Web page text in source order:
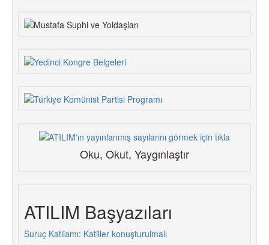
Oku, Okut, Yaygınlaştır
ATILIM Başyazıları
Suruç Katliamı: Katiller konuşturulmalı